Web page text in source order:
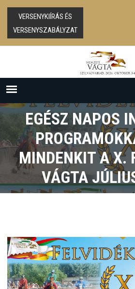
VERSENYKIÍRÁS ÉS
VERSENYSZABÁLYZAT
EGÉSZ NAPOS
MINDENKIT A X.
VÁGTA